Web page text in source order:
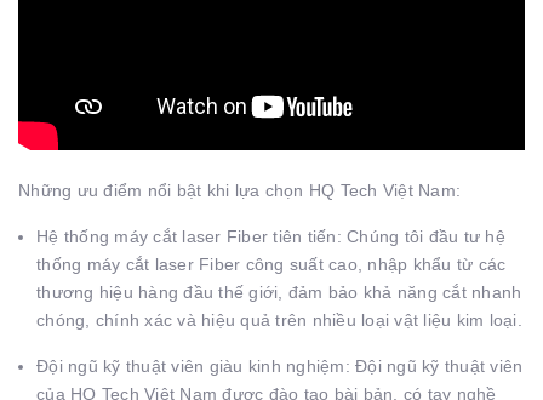
Những ưu điểm nổi bật khi lựa chọn HQ Tech Việt Nam:
Hệ thống máy cắt laser Fiber tiên tiến: Chúng tôi đầu tư hệ
thống máy cắt laser Fiber công suất cao, nhập khẩu từ các
thương hiệu hàng đầu thế giới, đảm bảo khả năng cắt nhanh
chóng, chính xác và hiệu quả trên nhiều loại vật liệu kim loại.
Đội ngũ kỹ thuật viên giàu kinh nghiệm: Đội ngũ kỹ thuật viên
của HQ Tech Việt Nam được đào tạo bài bản, có tay nghề